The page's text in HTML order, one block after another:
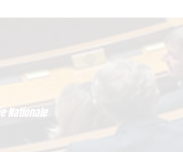
Nationale